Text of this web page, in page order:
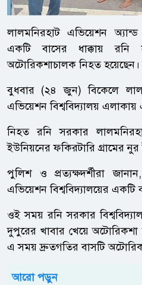
লালমনিরহাট এভিয়েশন অ্যান্ড
একটি বাসের ধাক্কায়
অটোরিকশাচালক নিহত হয়েছেন।
বুধবার (২৪ জুন) বিকেলে
এভিয়েশন বিশ্ববিদ্যালয় এলাকায়
নিহত রনি সরকার
ইউনিয়নের ফকিরটারি গ্রামের
পুলিশ ও প্রত্যক্ষদর্শীরা
এভিয়েশন বিশ্ববিদ্যালয়ের একটি
ওই সময় রনি সরকার
দুপুরের খাবার খেয়ে
এ সময় দ্রুতগতির বাসটি
আরো পড়ুন